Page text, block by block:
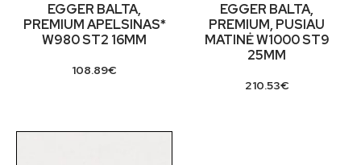
EGGER BALTA,
PREMIUM APELSINAS*
W980 ST2 16MM
108.89€
EGGER BALTA,
PREMIUM, PUSIAU
MATINĖ W1000 ST9
25MM
210.53€